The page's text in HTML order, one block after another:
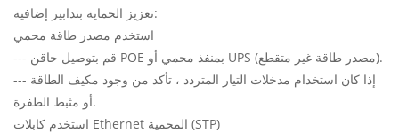
تعزيز الحماية بتدابير إضافية:
استخدم مصدر طاقة محمي
--- قم بتوصيل حاقن POE بمنفذ محمي أو UPS (مصدر طاقة غير متقطع).
--- إذا كان استخدام مدخلات التيار المتردد ، تأكد من وجود مكيف الطاقة
أو مثبط الطفرة.
استخدم كابلات Ethernet المحمية (STP)